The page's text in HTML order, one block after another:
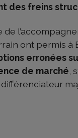
des freins
de
ont permis à
erronées
de marché,